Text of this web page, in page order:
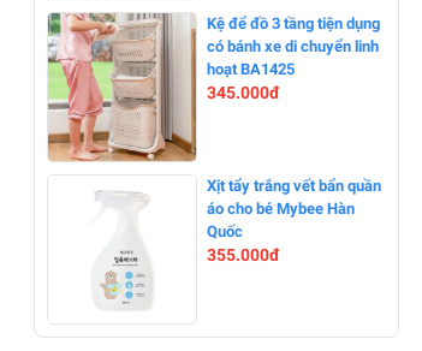
-0%
-0%
Kệ để đồ 3 tầng tiện dụng
có bánh xe di chuyển linh
hoạt BA1425
345.000đ
-0%
Xịt tẩy trắng vết bẩn quần
áo cho bé Mybee Hàn
Quốc
355.000đ